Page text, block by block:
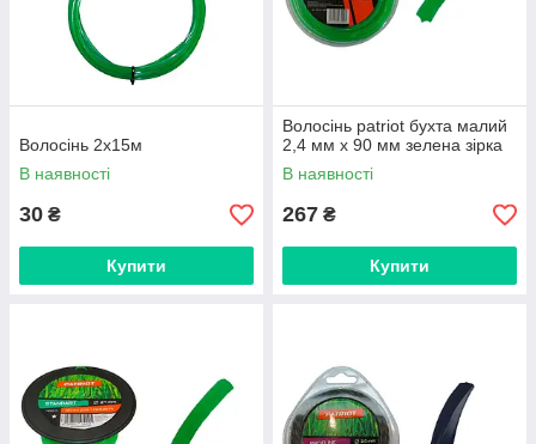
Волосінь 2х15м
В наявності
30 ₴
Купити
Волосінь patriot бухта малий
2,4 мм х 90 мм зелена зірка
В наявності
267 ₴
Купити